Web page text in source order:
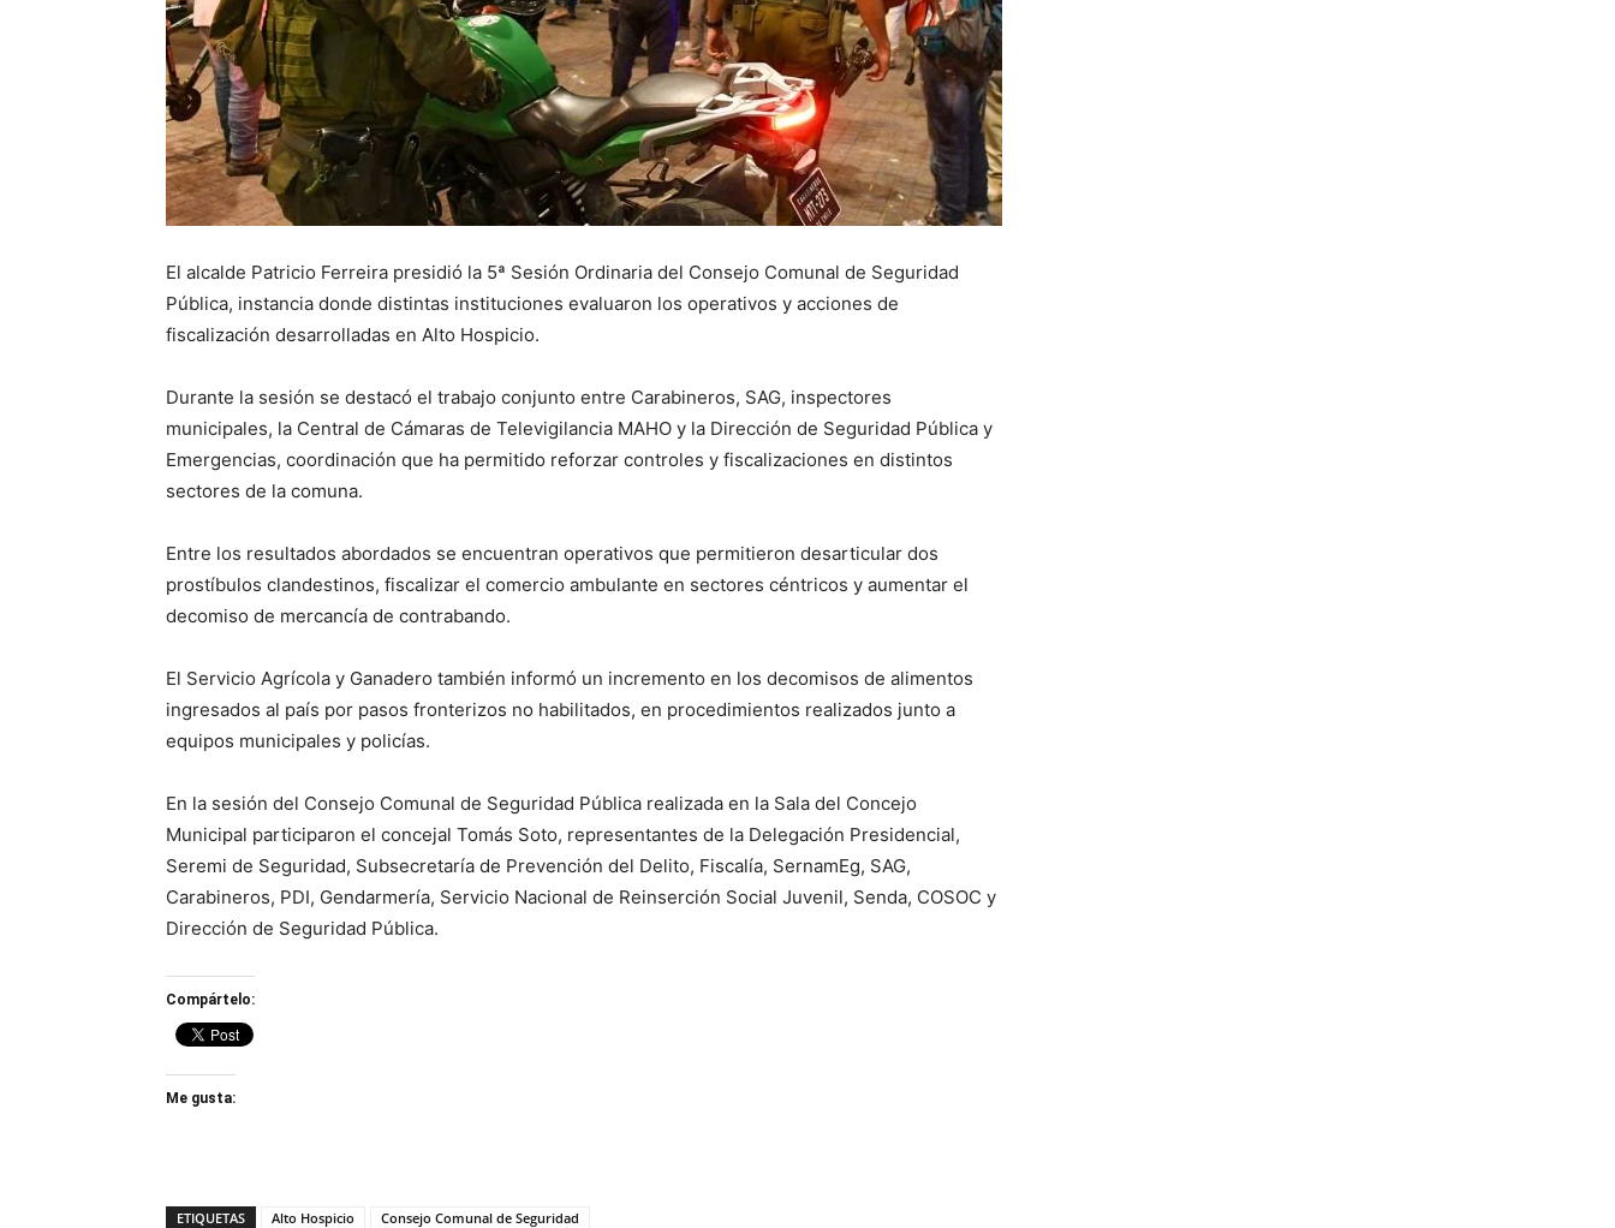
El alcalde Patricio Ferreira presidió la 5ª Sesión Ordinaria del Consejo Comunal de Seguridad
Pública, instancia donde distintas instituciones evaluaron los operativos y acciones de
fiscalización desarrolladas en Alto Hospicio.
Durante la sesión se destacó el trabajo conjunto entre Carabineros, SAG, inspectores
municipales, la Central de Cámaras de Televigilancia MAHO y la Dirección de Seguridad Pública y
Emergencias, coordinación que ha permitido reforzar controles y fiscalizaciones en distintos
sectores de la comuna.
Entre los resultados abordados se encuentran operativos que permitieron desarticular dos
prostíbulos clandestinos, fiscalizar el comercio ambulante en sectores céntricos y aumentar el
decomiso de mercancía de contrabando.
El Servicio Agrícola y Ganadero también informó un incremento en los decomisos de alimentos
ingresados al país por pasos fronterizos no habilitados, en procedimientos realizados junto a
equipos municipales y policías.
En la sesión del Consejo Comunal de Seguridad Pública realizada en la Sala del Concejo
Municipal participaron el concejal Tomás Soto, representantes de la Delegación Presidencial,
Seremi de Seguridad, Subsecretaría de Prevención del Delito, Fiscalía, SernamEg, SAG,
Carabineros, PDI, Gendarmería, Servicio Nacional de Reinserción Social Juvenil, Senda, COSOC y
Dirección de Seguridad Pública.
Compártelo:
Me gusta:
ETIQUETAS Alto Hospicio Consejo Comunal de Seguridad